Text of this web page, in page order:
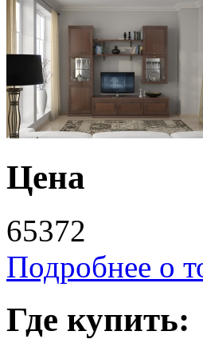
Цена
65372
Подробнее о
Где купить: